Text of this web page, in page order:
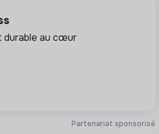
aux acteurs de la
Partenariat sponsorisé
durable au cœur